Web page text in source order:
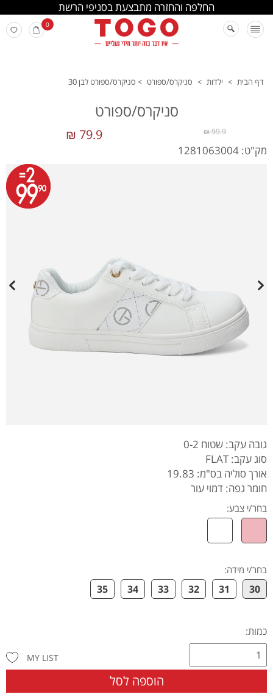
החלפה והחזרה מתבצעת בסניפי הרשת
0
דף הבית > ילדות > סניקרס/ספורט > סניקרס/ספורט לבן 30
סניקרס/ספורט
79.9 ₪ 99.9 ₪
מק"ט: 1281063004
גובה עקב: שטוח 0-2
סוג עקב: FLAT
אורך סוליה בס"מ: 19.83
חומר גפה: דמוי עור
בחר/י צבע:
בחר/י מידה:
30
31
32
33
34
35
כמות:
הוספה לסל
MY LIST